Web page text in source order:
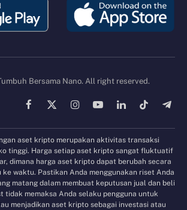
Bersama Nano. All right reserved.
Facebook
X
InstagramYouTubeLinkedInTikTok
aset kripto merupakan aktivitas transaksi
tinggi. Harga setiap aset kripto sangat fluktuatif
dimana harga aset kripto dapat berubah secara
waktu. Pastikan Anda menggunakan riset Anda
matang dalam membuat keputusan jual dan beli
tidak memaksa Anda selaku pengguna untuk
menjadikan aset kripto sebagai investasi atau